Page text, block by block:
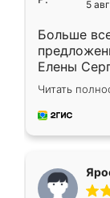
5
Больше
Елены
короткие
для
Читать